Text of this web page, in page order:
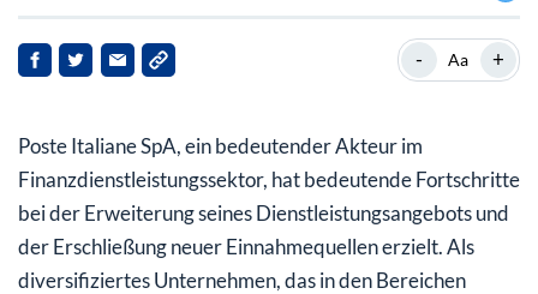
Was sagen die jüngsten Finanzergebnisse aus?
Welche Auswirkungen hat die Erweiterung der
Dienstleistungen auf Poste Italiane?
Welche Herausforderungen und Chancen liegen vor
Poste Italiane?
- Aa +
Poste Italiane SpA, ein bedeutender Akteur im
Finanzdienstleistungssektor, hat bedeutende Fortschritte
bei der Erweiterung seines Dienstleistungsangebots und
der Erschließung neuer Einnahmequellen erzielt. Als
diversifiziertes Unternehmen, das in den Bereichen